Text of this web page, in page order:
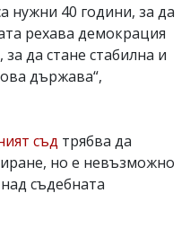
нужни 40 години, за да
рехава демокрация
да стане стабилна и
държава“,
съд трябва да
но е невъзможно
съдебната